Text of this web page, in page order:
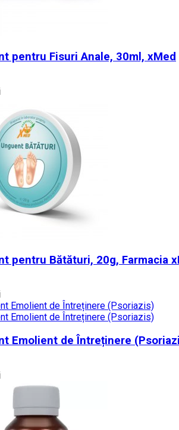
pentru Fisuri Anale, 30ml, xMed
pentru Bătături, 20g, Farmacia
Emolient de Întreținere